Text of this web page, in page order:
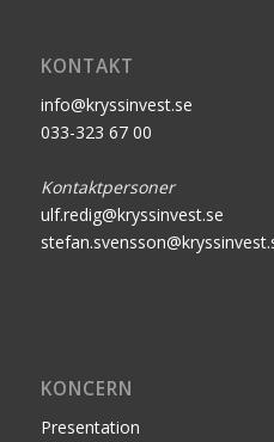
KONTAKT
info@kryssinvest.se
033-323 67 00
Kontaktpersoner
ulf.redig@kryssinvest.se
KONCERN
Presentation